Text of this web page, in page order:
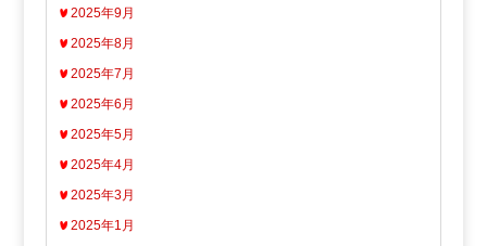
2025年9月
2025年8月
2025年7月
2025年6月
2025年5月
2025年4月
2025年3月
2025年1月